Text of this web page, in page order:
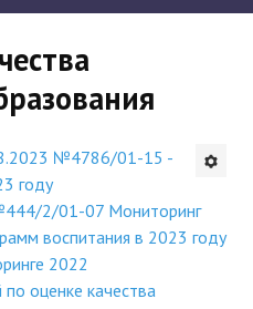
№4786/01-15 -
году
2/01-07 Мониторинг
воспитания в 2023 году
2022
оценке качества